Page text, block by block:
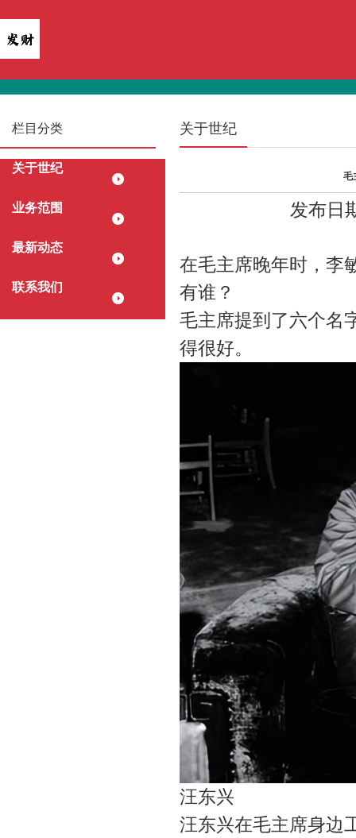
栏目分类
关于世纪
业务范围
最新动态
联系我们
关于世纪
毛
发布日
在毛主席晚年时，李
有谁？
毛主席提到了六个名
得很好。
汪东兴
汪东兴在毛主席身边